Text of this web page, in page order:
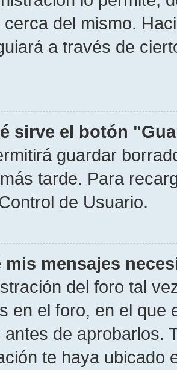
cerca del mismo.
a través de
sirve el botón
guardar
tarde. Para
de Usuario.
mis mensajes
del foro tal
en el foro, en el
de aprobarlos.
te haya ubicado